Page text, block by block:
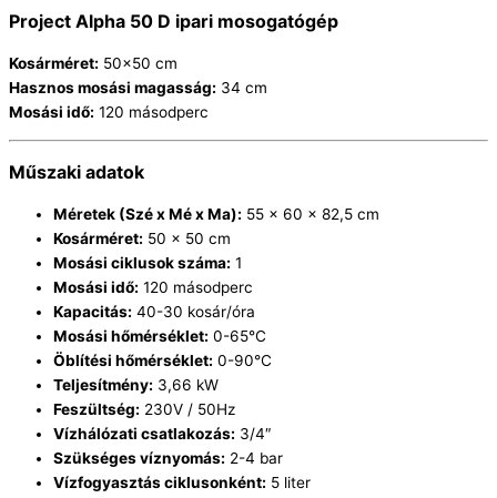
Project Alpha 50 D ipari mosogatógép
Kosárméret: 50×50 cm
Hasznos mosási magasság: 34 cm
Mosási idő: 120 másodperc
Műszaki adatok
Méretek (Szé x Mé x Ma): 55 × 60 × 82,5 cm
Kosárméret: 50 × 50 cm
Mosási ciklusok száma: 1
Mosási idő: 120 másodperc
Kapacitás: 40-30 kosár/óra
Mosási hőmérséklet: 0-65°C
Öblítési hőmérséklet: 0-90°C
Teljesítmény: 3,66 kW
Feszültség: 230V / 50Hz
Vízhálózati csatlakozás: 3/4″
Szükséges víznyomás: 2-4 bar
Vízfogyasztás ciklusonként: 5 liter